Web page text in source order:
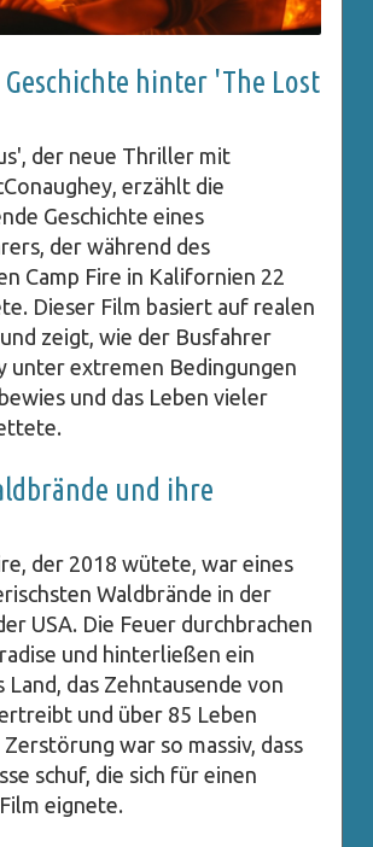
Geschichte hinter 'The Lost
der neue Thriller mit
erzählt die
Geschichte eines
der während des
Camp Fire in Kalifornien 22
Dieser Film basiert auf realen
zeigt, wie der Busfahrer
unter extremen Bedingungen
und das Leben vieler
und ihre
der 2018 wütete, war eines
Waldbrände in der
USA. Die Feuer durchbrachen
und hinterließen ein
das Zehntausende von
und über 85 Leben
war so massiv, dass
schuf, die sich für einen
eignete.